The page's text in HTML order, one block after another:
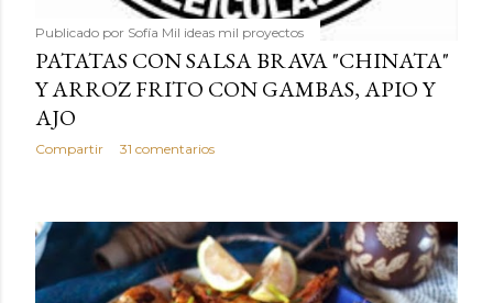
Publicado por Sofía Mil ideas mil proyectos
PATATAS CON SALSA BRAVA "CHINATA"
Y ARROZ FRITO CON GAMBAS, APIO Y
AJO
Compartir 31 comentarios